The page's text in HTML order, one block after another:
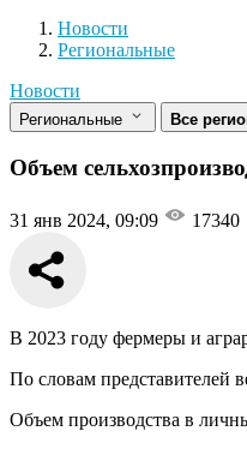
Новости
Разделы
Новости
Региональные
Новости
Региональные Все
Объем
31 янв 2024, 09:09 17340
В 2023 году фермеры и
По словам представителей
Объем производства в